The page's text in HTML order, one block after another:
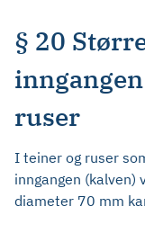
§ 20
ruser
I teiner og ruser
inngangen
diameter 70 mm